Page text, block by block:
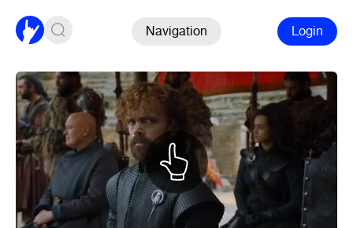
Navigation Login